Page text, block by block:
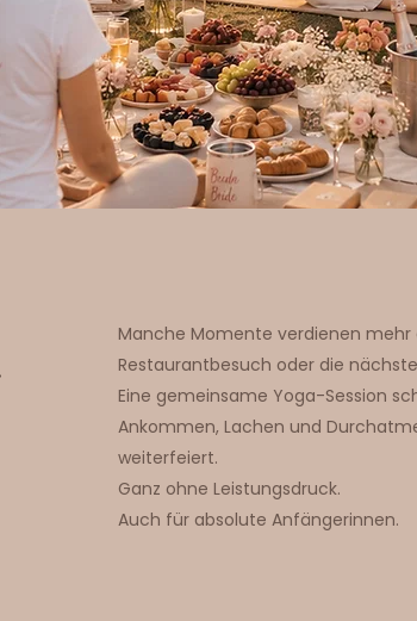
Manche Momente verdienen mehr
Restaurantbesuch oder die nächste
Eine gemeinsame Yoga-Session
Ankommen, Lachen und
weiterfeiert.
Ganz ohne Leistungsdruck.
Auch für absolute Anfängerinnen.